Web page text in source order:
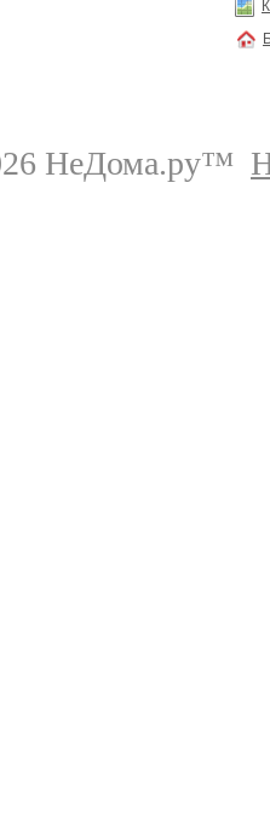
НеДома.ру™